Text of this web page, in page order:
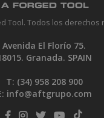
Tool. Todos los
Avenida El Florío 75.
Granada. SPAIN
T: (34) 958 208 900
info@aftgrupo.com